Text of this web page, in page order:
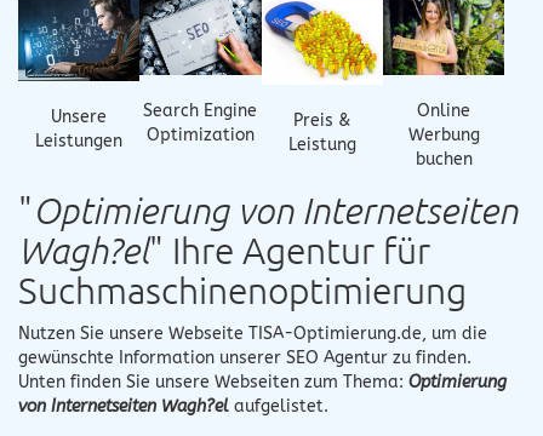
Unsere
Leistungen
Search Engine
Optimization
Preis &
Leistung
Online
Werbung
buchen
"Optimierung von Internetseiten
Wagh?el" Ihre Agentur für
Suchmaschinenoptimierung
Nutzen Sie unsere Webseite TISA-Optimierung.de, um die
gewünschte Information unserer SEO Agentur zu finden.
Unten finden Sie unsere Webseiten zum Thema: Optimierung
von Internetseiten Wagh?el aufgelistet.